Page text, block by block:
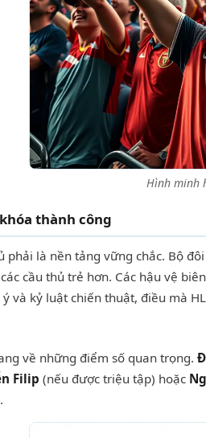
Hình minh
thành công
phải là nền tảng vững chắc. Bộ
cầu thủ trẻ hơn. Các hậu vệ
và kỷ luật chiến thuật, điều mà
về những điểm số quan trọng.
Filip (nếu được triệu tập) hoặc